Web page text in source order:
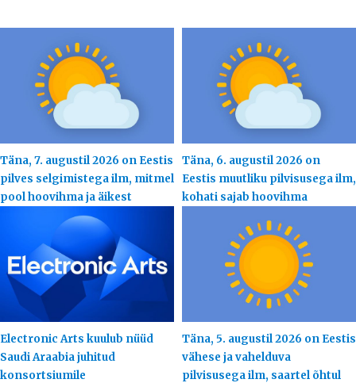
Täna, 7. augustil 2026 on Eestis
pilves selgimistega ilm, mitmel
pool hoovihma ja äikest
Täna, 6. augustil 2026 on
Eestis muutliku pilvisusega ilm,
kohati sajab hoovihma
Electronic Arts kuulub nüüd
Saudi Araabia juhitud
konsortsiumile
Täna, 5. augustil 2026 on Eestis
vähese ja vahelduva
pilvisusega ilm, saartel õhtul